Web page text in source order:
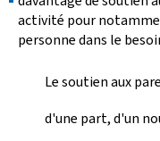
activité pour
personne dans le
Le soutien aux
d'une part, d'un